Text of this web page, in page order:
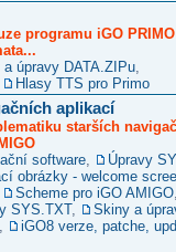
programu iGO
úpravy DATA.ZIPu
Hlasy TTS pro Primo
aplikací
starších
software
Úpravy
obrázky - welcome
Scheme pro iGO AMIGO
SYS.TXT,
Skiny a
iGO8 verze, patche,